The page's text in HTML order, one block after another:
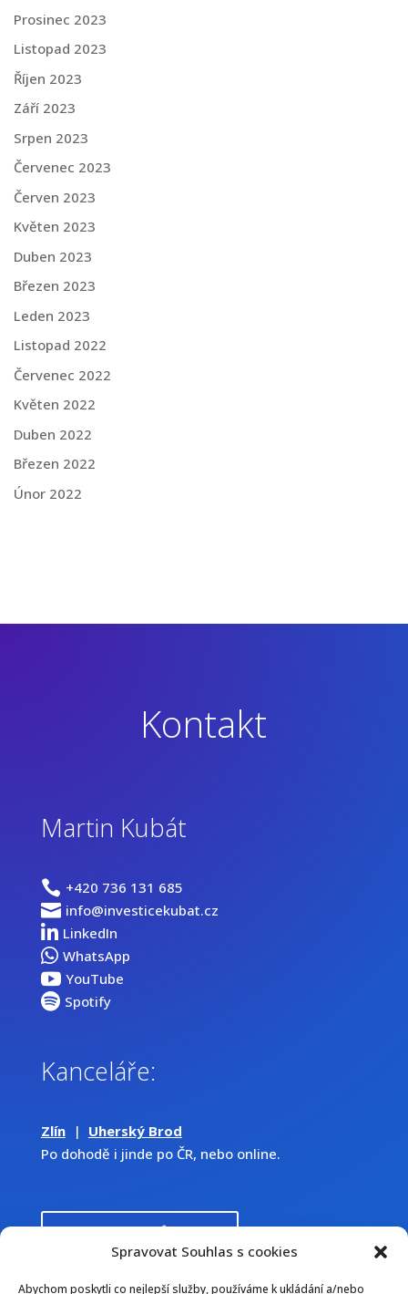
Spravovat Souhlas s cookies
Abychom poskytli co nejlepší služby, používáme k ukládání a/nebo
Prosinec 2023
Listopad 2023
Říjen 2023
Září 2023
Srpen 2023
Červenec 2023
Červen 2023
Květen 2023
Duben 2023
Březen 2023
Leden 2023
Listopad 2022
Červenec 2022
Květen 2022
Duben 2022
Březen 2022
Únor 2022
Kontakt
Martin Kubát
 +420 736 131 685
 info@investicekubat.cz
 LinkedIn
 WhatsApp
 YouTube
 Spotify
Kanceláře:
Zlín | Uherský Brod
Po dohodě i jinde po ČR, nebo online.
Sjednat schůzku